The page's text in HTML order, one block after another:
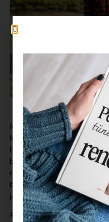
Mára már az orrunk is lefagy
lenne, ha nem ez határozná
Pedig nem könnyű ilyenkor
bőven elég már az is, hogy
ráimádkoznunk a kicsire,
bölcsibe/oviba! Játszani
játszunk ebben a hideg
Amihez ráadásul tényleg fel